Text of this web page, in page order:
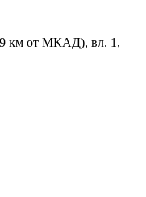
км от МКАД), вл. 1,